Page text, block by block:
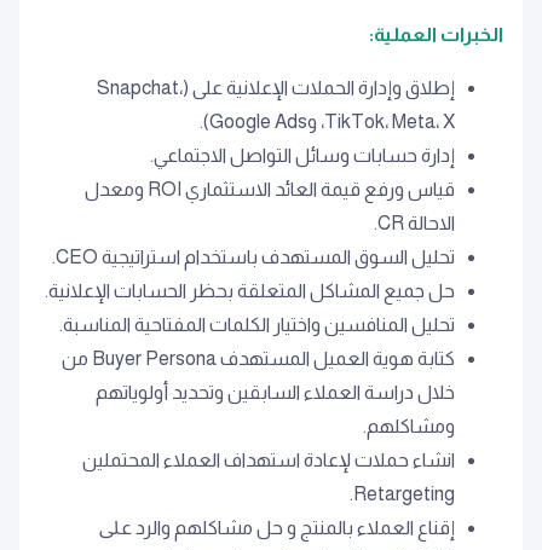
الخبرات العملية:
إطلاق وإدارة الحملات الإعلانية على (Snapchat،
TikTok، Meta، X، وGoogle Ads).
إدارة حسابات وسائل التواصل الاجتماعي.
ﻗﻴﺎس ورﻓﻊ ﻗﻴﻤﺔ اﻟﻌﺎﺋﺪ اﻻﺳﺘﺜﻤﺎري ROI وﻣﻌﺪل
اﻻﺣﺎﻟﺔ CR.
تحليل السوق المستهدف باستخدام استراتيجية CEO.
حل جميع المشاكل المتعلقة بحظر الحسابات الإعلانية.
تحليل المنافسين واختيار الكلمات المفتاحية المناسبة.
ﻛﺘﺎﺑﺔ ﻫﻮﻳﺔ اﻟﻌﻤﻴﻞ اﻟﻤﺴﺘﻬﺪف Buyer Persona ﻣﻦ
ﺧﻼل دراﺳﺔ اﻟﻌﻤﻼء اﻟﺴﺎﺑﻘﻴﻦ وﺗﺤﺪﻳﺪ أوﻟﻮﻳﺎﺗﻬﻢ
وﻣﺸﺎﻛﻠﻬﻢ.
اﻧﺸﺎء ﺣﻤﻼت ﻹﻋﺎدة اﺳﺘﻬﺪاف اﻟﻌﻤﻼء اﻟﻤﺤﺘﻤﻠﻴﻦ
Retargeting.
إﻗﻨﺎع اﻟﻌﻤﻼء ﺑﺎﻟﻤﻨﺘﺞ و ﺣﻞ ﻣﺸﺎﻛﻠﻬﻢ واﻟﺮد ﻋﲆ